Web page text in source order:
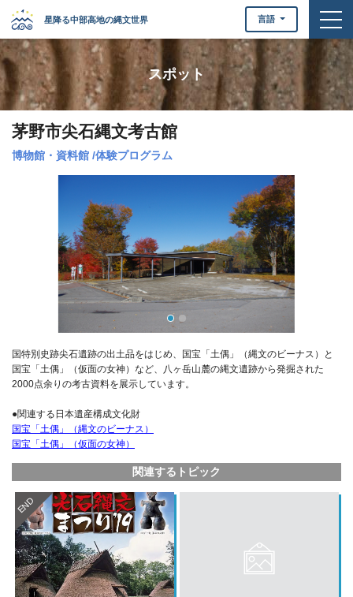
星降る中部高地の縄文世界 言語
スポット
茅野市尖石縄文考古館
博物館・資料館 /体験プログラム
国特別史跡尖石遺跡の出土品をはじめ、国宝「土偶」（縄文のビーナス）と
国宝「土偶」（仮面の女神）など、八ヶ岳山麓の縄文遺跡から発掘された
2000点余りの考古資料を展示しています。
●関連する日本遺産構成文化財
国宝「土偶」（縄文のビーナス）
国宝「土偶」（仮面の女神）
関連するトピック
END